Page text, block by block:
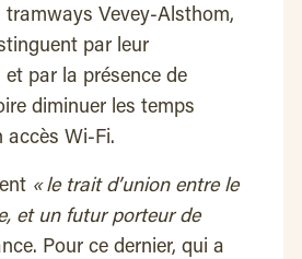
Vevey-Alsthom,
par leur
par la présence de
diminuer les temps
accès Wi-Fi.
« le trait d’union entre le
et un futur porteur de
Pour ce dernier, qui a